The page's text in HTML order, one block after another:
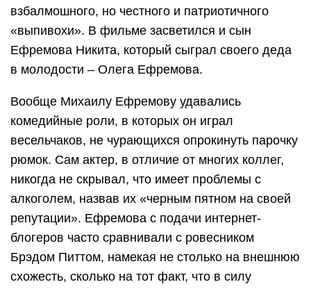
взбалмошного, но честного и патриотичного
«выпивохи». В фильме засветился и сын
Ефремова Никита, который сыграл своего деда
в молодости – Олега Ефремова.
Вообще Михаилу Ефремову удавались
комедийные роли, в которых он играл
весельчаков, не чурающихся опрокинуть парочку
рюмок. Сам актер, в отличие от многих коллег,
никогда не скрывал, что имеет проблемы с
алкоголем, назвав их «черным пятном на своей
репутации». Ефремова с подачи интернет-
блогеров часто сравнивали с ровесником
Брэдом Питтом, намекая не столько на внешнюю
схожесть, сколько на тот факт, что в силу